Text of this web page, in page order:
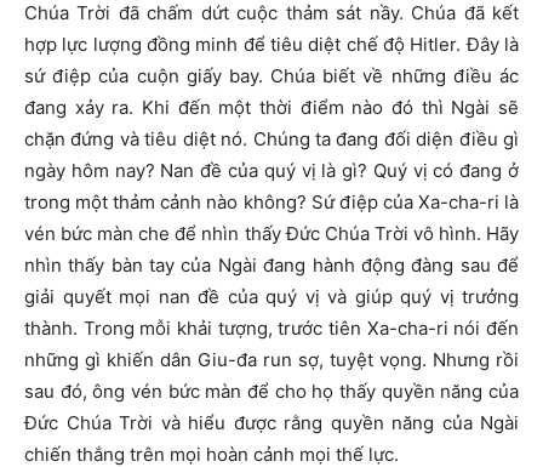
Chúa Trời đã chấm dứt cuộc thảm sát nầy. Chúa đã kết
hợp lực lượng đồng minh để tiêu diệt chế độ Hitler. Đây là
sứ điệp của cuộn giấy bay. Chúa biết về những điều ác
đang xảy ra. Khi đến một thời điểm nào đó thì Ngài sẽ
chặn đứng và tiêu diệt nó. Chúng ta đang đối diện điều gì
ngày hôm nay? Nan đề của quý vị là gì? Quý vị có đang ở
trong một thảm cảnh nào không? Sứ điệp của Xa-cha-ri là
vén bức màn che để nhìn thấy Đức Chúa Trời vô hình. Hãy
nhìn thấy bàn tay của Ngài đang hành động đàng sau để
giải quyết mọi nan đề của quý vị và giúp quý vị trưởng
thành. Trong mỗi khải tượng, trước tiên Xa-cha-ri nói đến
những gì khiến dân Giu-đa run sợ, tuyệt vọng. Nhưng rồi
sau đó, ông vén bức màn để cho họ thấy quyền năng của
Đức Chúa Trời và hiểu được rằng quyền năng của Ngài
chiến thắng trên mọi hoàn cảnh mọi thế lực.